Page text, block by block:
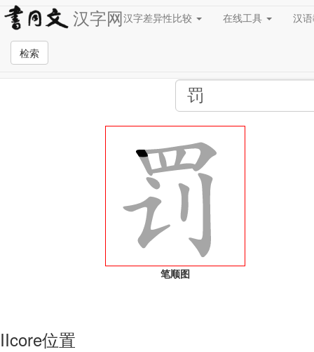
汉字网汉字差异性比较 在线工具 汉
检索
全站检索页面
笔顺图
IIcore位置